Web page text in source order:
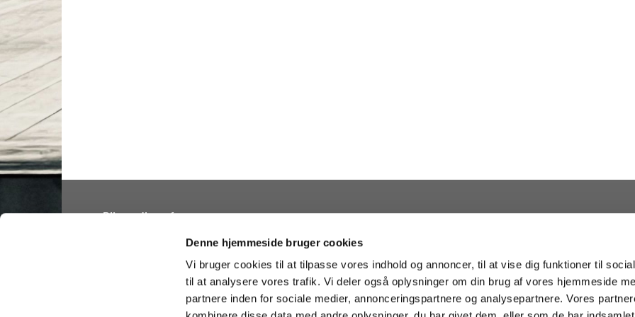
Denne hjemmeside bruger cookies
Vi bruger cookies til at tilpasse vores indhold og annoncer, til at vise dig funktioner til
til at analysere vores trafik. Vi deler også oplysninger om din brug af vores hjemmeside
partnere inden for sociale medier, annonceringspartnere og analysepartnere. Vores
Bliv medlem af
Hellig Kors Kirke · Kapelvej 38, 2200 København N - facebook.com/helligkorskirke 35